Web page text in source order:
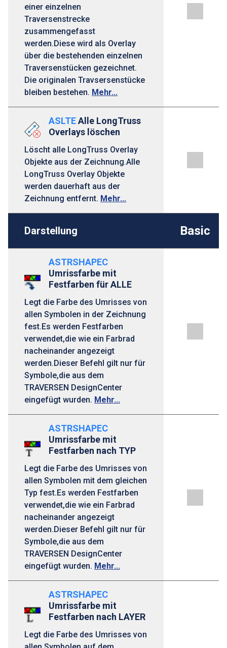
einer einzelnen
Traversenstrecke
zusammengefasst
werden.Diese wird als Overlay
über die bestehenden einzelnen
Traversenstücken gezeichnet.
Die originalen Travsersenstücke
bleiben bestehen. Mehr...
ASLTEAlle LongTruss
Overlays löschen
Löscht alle LongTruss Overlay
Objekte aus der Zeichnung.Alle
LongTruss Overlay Objekte
werden dauerhaft aus der
Zeichnung entfernt. Mehr...
Darstellung Basic
ASTRSHAPEC
Umrissfarbe mit
Festfarben für ALLE
Legt die Farbe des Umrisses von
allen Symbolen in der Zeichnung
fest.Es werden Festfarben
verwendet,die wie ein Farbrad
nacheinander angezeigt
werden.Dieser Befehl gilt nur für
Symbole,die aus dem
TRAVERSEN DesignCenter
eingefügt wurden. Mehr...
ASTRSHAPEC
Umrissfarbe mit
Festfarben nach TYP
Legt die Farbe des Umrisses von
allen Symbolen mit dem gleichen
Typ fest.Es werden Festfarben
verwendet,die wie ein Farbrad
nacheinander angezeigt
werden.Dieser Befehl gilt nur für
Symbole,die aus dem
TRAVERSEN DesignCenter
eingefügt wurden. Mehr...
ASTRSHAPEC
Umrissfarbe mit
Festfarben nach LAYER
Legt die Farbe des Umrisses von